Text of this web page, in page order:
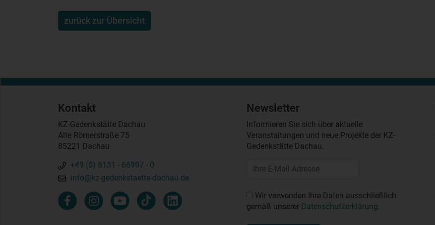
zurück zur Übersicht
Kontakt
KZ-Gedenkstätte Dachau
Alte Römerstraße 75
85221 Dachau
+49 (0) 8131 - 66997 - 0
info@kz-gedenkstaette-dachau.de
Newsletter
Informieren Sie sich über aktuelle
Veranstaltungen und neue Projekte der KZ-
Gedenkstätte Dachau.
Wir verwenden Ihre Daten ausschließlich
gemäß unserer Datenschutzerklärung.